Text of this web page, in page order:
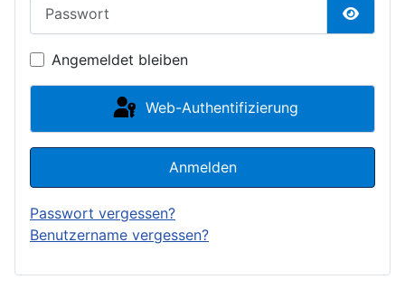
Angemeldet bleiben
Web-Authentifizierung
Anmelden
Passwort vergessen?
Benutzername vergessen?